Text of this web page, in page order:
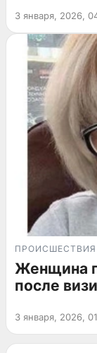
3 января, 2026,
ПРОИСШЕСТВИЯ
Женщина
после
3 января, 2026,